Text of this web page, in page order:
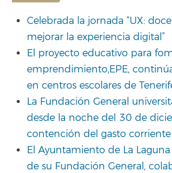
Celebrada la jornada “UX:
mejorar la experiencia digital”
El proyecto educativo para
emprendimiento,EPE,
en centros escolares de
La Fundación General
desde la noche del 30 de
contención del gasto corriente
El Ayuntamiento de La Laguna
de su Fundación General,